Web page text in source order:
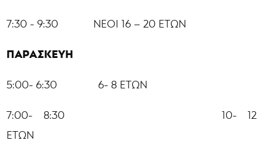
7:30 - 9:30 ΝΕΟΙ 16 – 20 ΕΤΩΝ
ΠΑΡΑΣΚΕΥΗ
5:00- 6:30 6- 8 ΕΤΩΝ
7:00- 8:30 10- 12
ΕΤΩΝ